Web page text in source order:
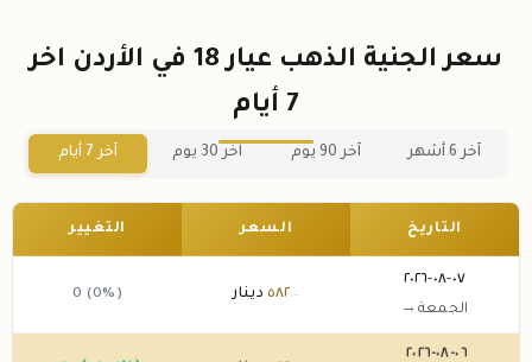
سعر الجنية الذهب عيار 18 في الأردن اخر
7 أيام
آخر 6 أشهر آخر 90 يوم آخر 30 يوم آخر 7 أيام
التاريخ السعر التغيير
٠٧-٠٨-٢٠٢٦
الجمعة →
٥٨٢ .٠٠ دينار 0 (0%)
٠٦-٠٨-٢٠٢٦